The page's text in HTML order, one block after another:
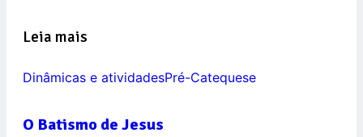
Leia mais
Dinâmicas e atividadesPré-Catequese
O Batismo de Jesus